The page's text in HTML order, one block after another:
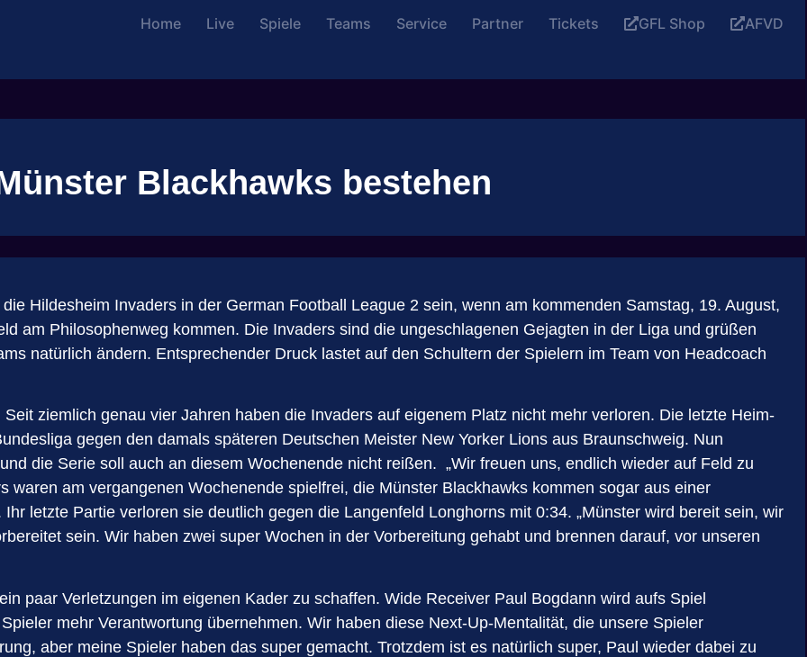
Home Live Spiele Teams Service Partner Tickets GFL Shop AFVD
Blackhawks bestehen
Hildesheim Invaders in der German Football League 2 sein, wenn am kommenden Samstag, 19. August,
am Philosophenweg kommen. Die Invaders sind die ungeschlagenen Gejagten in der Liga und grüßen
natürlich ändern. Entsprechender Druck lastet auf den Schultern der Spielern im Team von Headcoach
ziemlich genau vier Jahren haben die Invaders auf eigenem Platz nicht mehr verloren. Die letzte Heim-
gegen den damals späteren Deutschen Meister New Yorker Lions aus Braunschweig. Nun
die Serie soll auch an diesem Wochenende nicht reißen. „Wir freuen uns, endlich wieder auf Feld zu
waren am vergangenen Wochenende spielfrei, die Münster Blackhawks kommen sogar aus einer
letzte Partie verloren sie deutlich gegen die Langenfeld Longhorns mit 0:34. „Münster wird bereit sein, wir
sein. Wir haben zwei super Wochen in der Vorbereitung gehabt und brennen darauf, vor unseren
paar Verletzungen im eigenen Kader zu schaffen. Wide Receiver Paul Bogdann wird aufs Spiel
mehr Verantwortung übernehmen. Wir haben diese Next-Up-Mentalität, die unsere Spieler
aber meine Spieler haben das super gemacht. Trotzdem ist es natürlich super, Paul wieder dabei zu